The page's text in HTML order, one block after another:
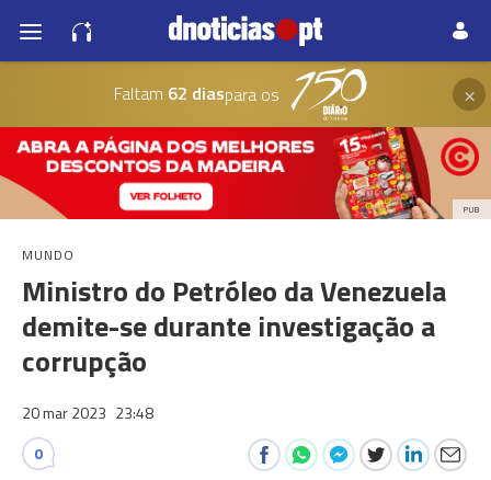
Faltam 62 diaspara os ×
PUB
MUNDO
Ministro do Petróleo da Venezuela
demite-se durante investigação a
corrupção
20 mar 2023 23:48
0